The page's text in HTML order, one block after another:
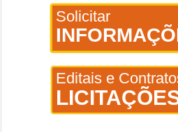
Solicitar
Editais e